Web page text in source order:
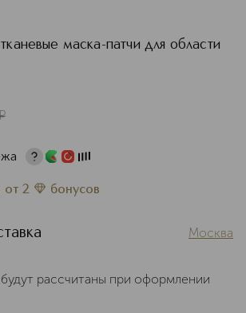
маска-патчи для области
от 2 бонусов
Москва
рассчитаны при оформлении